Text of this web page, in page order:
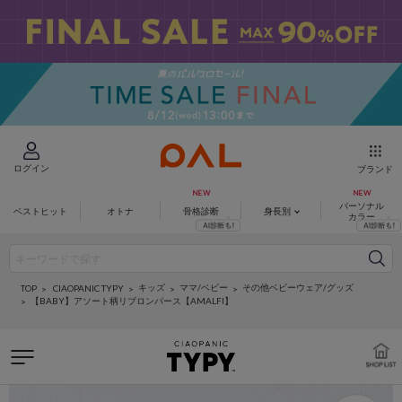
ログイン ブランド
ベストヒット オトナ 骨格診断 身長別
パーソナル
カラー
TOP CIAOPANIC TYPY キッズ ママ/ベビー
その他ベビーウェア/グッズ
【BABY】アソート柄リブロンパース【AMALFI】